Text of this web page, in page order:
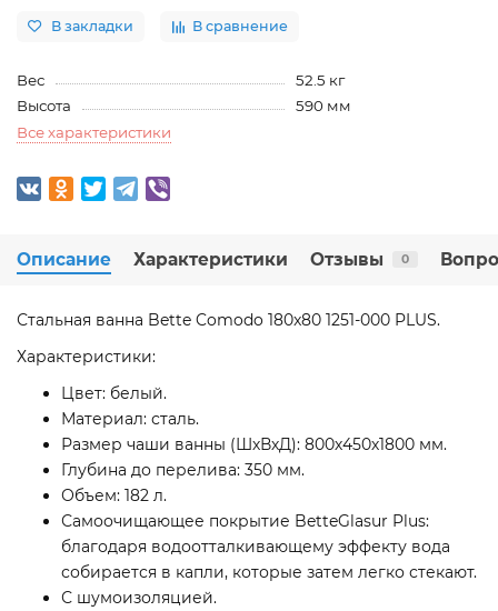
В закладки В сравнение
Вес
52.5 кг
Высота
590 мм
Все характеристики
Описание Характеристики Отзывы 0
Стальная ванна Bette Comodo 180x80 1251-000 PLUS.
Характеристики:
Цвет: белый.
Материал: сталь.
Размер чаши ванны (ШхВхД): 800х450х1800 мм.
Глубина до перелива: 350 мм.
Объем: 182 л.
Самоочищающее покрытие BetteGlasur Plus:
благодаря водоотталкивающему эффекту вода
собирается в капли, которые затем легко стекают.
С шумоизоляцией.